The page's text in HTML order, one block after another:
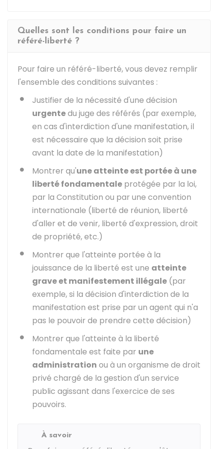
Quelles sont les conditions pour faire un
référé-liberté ?
Pour faire un référé-liberté, vous devez remplir
l'ensemble des conditions suivantes :
Justifier de la nécessité d'une décision
urgentedu juge des référés (par exemple,
en cas d'interdiction d'une manifestation, il
est nécessaire que la décision soit prise
avant la date de la manifestation)
Montrer qu'une atteinte est portée à une
liberté fondamentale protégée par la loi,
par la Constitution ou par une convention
internationale (liberté de réunion, liberté
d'aller et de venir, liberté d'expression, droit
de propriété, etc.)
Montrer que l'atteinte portée à la
jouissance de la liberté est une atteinte
grave et manifestement illégale (par
exemple, si la décision d'interdiction de la
manifestation est prise par un agent qui n'a
pas le pouvoir de prendre cette décision)
Montrer que l'atteinte à la liberté
fondamentale est faite par une
administration ou à un organisme de droit
privé chargé de la gestion d'un service
public agissant dans l'exercice de ses
pouvoirs.
À savoir